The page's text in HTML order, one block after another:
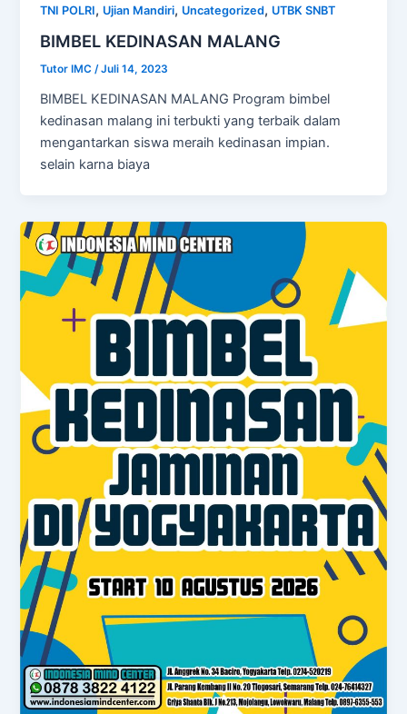
TNI POLRI, Ujian Mandiri, Uncategorized, UTBK SNBT
BIMBEL KEDINASAN MALANG
Tutor IMC/Juli 14, 2023
BIMBEL KEDINASAN MALANG Program bimbel
kedinasan malang ini terbukti yang terbaik dalam
mengantarkan siswa meraih kedinasan impian.
selain karna biaya